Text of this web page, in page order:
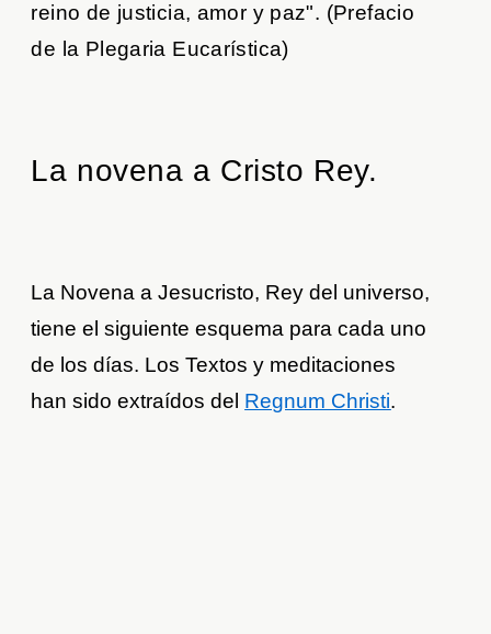
reino de justicia, amor y paz". (Prefacio
de la Plegaria Eucarística)
La novena a Cristo Rey.
La Novena a Jesucristo, Rey del universo,
tiene el siguiente esquema para cada uno
de los días. Los Textos y meditaciones
han sido extraídos del Regnum Christi.